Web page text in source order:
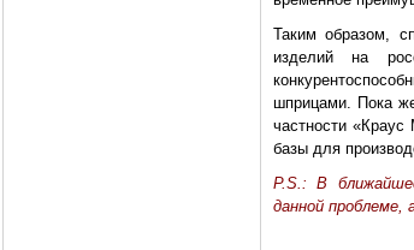
Таким образом,
изделий на
шприцами. Пока
частности
базы для
P.S.: В
данной